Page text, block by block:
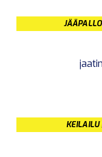
KEILAILU